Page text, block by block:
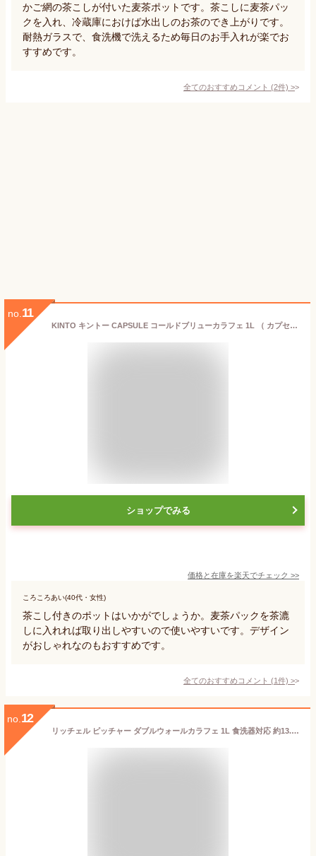
かご網の茶こしが付いた麦茶ポットです。茶こしに麦茶パッ
クを入れ、冷蔵庫におけば水出しのお茶のでき上がりです。
耐熱ガラスで、食洗機で洗えるため毎日のお手入れが楽でお
すすめです。
全てのおすすめコメント (2件) >
no. 11
KINTO キントー CAPSULE コールドブリューカラフェ 1L （ カプセル 冷水筒 ピッチャー 耐熱 1L ガラス 水差し 食洗機対応 電子レンジ対応 フィルター付き 茶こし付き 水出しコーヒー 麦茶ポット 水出し おしゃれ ）【3980円以上送料無料】
ショップでみる
価格と在庫を楽天でチェック >>
ころころあい(40代・女性)
茶こし付きのポットはいかがでしょうか。麦茶パックを茶漉
しに入れれば取り出しやすいので使いやすいです。デザイン
がおしゃれなのもおすすめです。
全てのおすすめコメント (1件) >
no. 12
リッチェル ピッチャー ダブルウォールカラフェ 1L 食洗器対応 約13.8×10.2×27cm ( 冷水筒 水差し 角型 1リットル 1L 蓋付き 洗いやすい 麦茶 透明 おしゃれ )